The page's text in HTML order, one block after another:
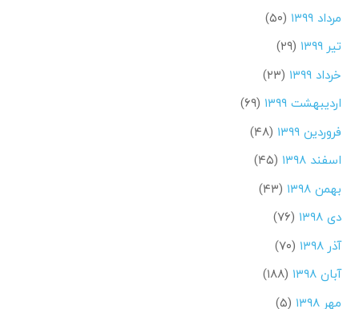
مرداد ۱۳۹۹
(۵۰)
تیر ۱۳۹۹
(۲۹)
خرداد ۱۳۹۹
(۲۳)
اردیبهشت ۱۳۹۹
(۶۹)
فروردین ۱۳۹۹
(۴۸)
اسفند ۱۳۹۸
(۴۵)
بهمن ۱۳۹۸
(۴۳)
دی ۱۳۹۸
(۷۶)
آذر ۱۳۹۸
(۷۰)
آبان ۱۳۹۸
(۱۸۸)
مهر ۱۳۹۸
(۵)